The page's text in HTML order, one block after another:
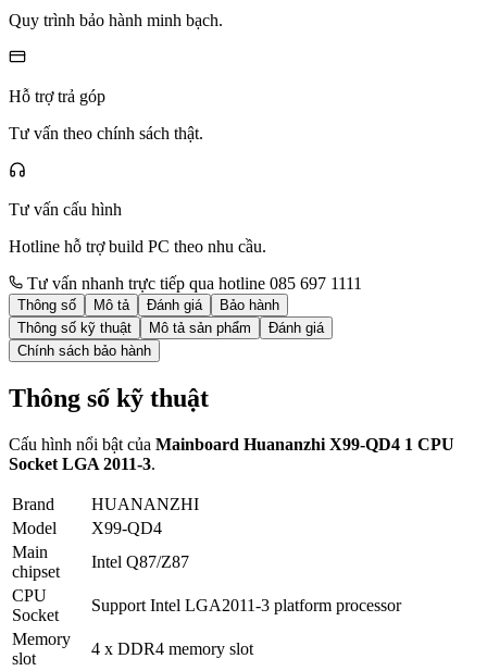
Quy trình bảo hành minh bạch.
Hỗ trợ trả góp
Tư vấn theo chính sách thật.
Tư vấn cấu hình
Hotline hỗ trợ build PC theo nhu cầu.
Tư vấn nhanh trực tiếp qua hotline 085 697 1111
Thông số Mô tả Đánh giá
Bảo hành
Thông số kỹ thuật
Mô tả sản phẩm
Đánh giá
Chính sách bảo hành
Thông số kỹ thuật
Cấu hình nổi bật của Mainboard Huananzhi X99-QD4 1 CPU
Socket LGA 2011-3.
Brand
HUANANZHI
Model
X99-QD4
Main
chipset
Intel Q87/Z87
CPU
Socket
Support Intel LGA2011-3 platform processor
Memory
slot
4 x DDR4 memory slot